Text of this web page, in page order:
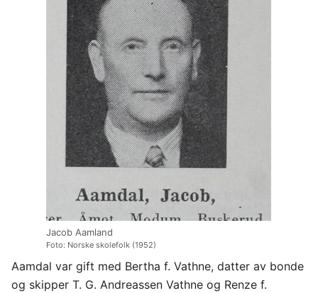
Jacob Aamland
Foto: Norske skolefolk (1952)
Aamdal var gift med Bertha f. Vathne, datter av bonde
og skipper T. G. Andreassen Vathne og Renze f.